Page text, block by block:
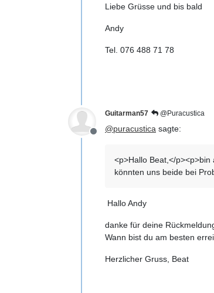
Liebe Grüsse und bis bald
Andy
Tel. 076 488 71 78
Offline
Guitarman57 @Puracustica
@puracustica sagte:
<p>Hallo Beat,</
könnten uns beide bei
Hallo Andy
danke für deine
Wann bist du am besten
Herzlicher Gruss, Beat